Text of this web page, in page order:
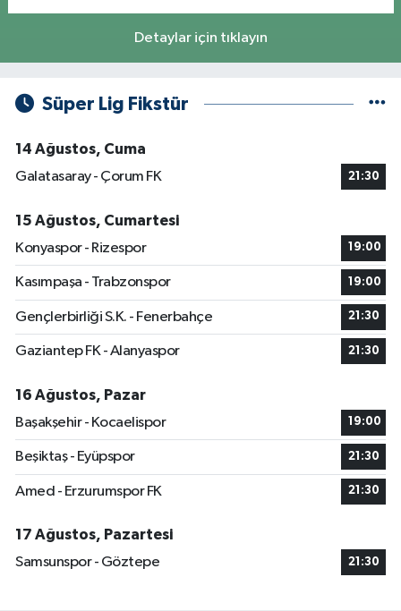
Detaylar için tıklayın
Süper Lig Fikstür
14 Ağustos, Cuma
Galatasaray - Çorum FK
21:30
15 Ağustos, Cumartesi
Konyaspor - Rizespor
19:00
Kasımpaşa - Trabzonspor 19:00
Gençlerbirliği S.K. - Fenerbahçe 21:30
Gaziantep FK - Alanyaspor 21:30
16 Ağustos, Pazar
Başakşehir - Kocaelispor
19:00
Beşiktaş - Eyüpspor 21:30
Amed - Erzurumspor FK 21:30
17 Ağustos, Pazartesi
Samsunspor - Göztepe
21:30